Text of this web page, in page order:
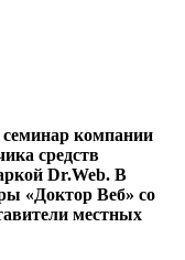
семинар компании
средств
Dr.Web. В
«Доктор Веб» со
местных